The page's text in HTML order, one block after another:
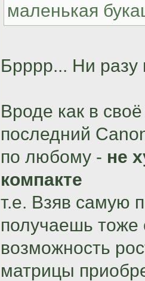
маленькая
Брррр... Ни разу
Вроде как в
последний
по любому - не
компакте
т.е. Взяв самую
получаешь тоже
возможность
матрицы